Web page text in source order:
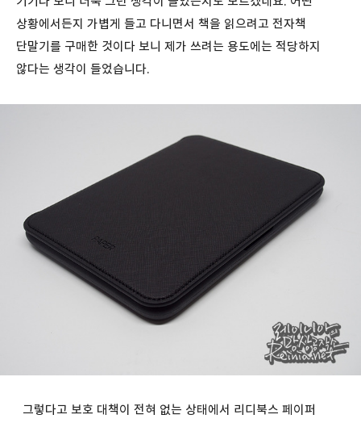
상황에서든지 가볍게 들고 다니면서 책을 읽으려고 전자책
단말기를 구매한 것이다 보니 제가 쓰려는 용도에는 적당하지
않다는 생각이 들었습니다.
그렇다고 보호 대책이 전혀 없는 상태에서 리디북스 페이퍼